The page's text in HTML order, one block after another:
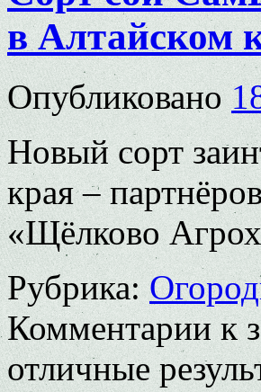
в Алтайском
Опубликовано
Новый сорт
края –
«Щёлково
Рубрика:
Комментариик
отличные